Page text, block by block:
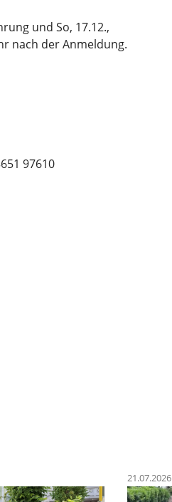
und So, 17.12.,
nach der Anmeldung.
97610
21.07.2026